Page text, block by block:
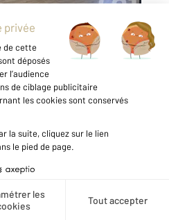
une alerte
NICOD - T2
42M² Cet appartement est
comprend une cuisine
sur séjour, un
avec WC. Le
par ...
du bien